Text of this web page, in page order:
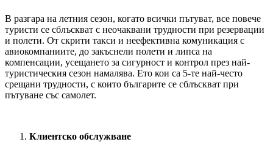
В разгара на летния сезон, когато всички пътуват, все повече
туристи се сблъскват с неочаквани трудности при резервации
и полети. От скрити такси и неефективна комуникация с
авиокомпаниите, до закъснели полети и липса на
компенсации, усещането за сигурност и контрол през най-
туристическия сезон намалява. Ето кои са 5-те най-често
срещани трудности, с които българите се сблъскват при
пътуване със самолет.
Клиентско обслужване